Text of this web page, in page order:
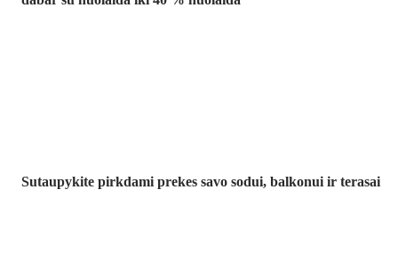
Sutaupykite pirkdami prekes savo sodui, balkonui ir terasai